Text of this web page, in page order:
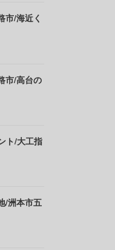
市/海近く
市/高台の
ト/大工指
/洲本市五